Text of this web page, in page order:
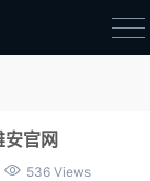
官网
536 Views